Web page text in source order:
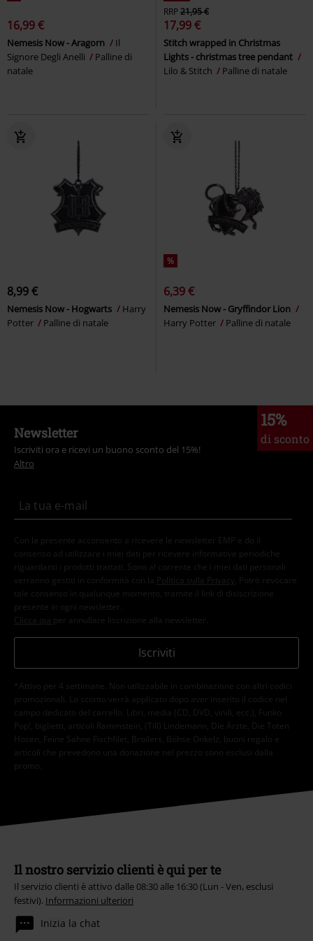
16,99 €
Nemesis Now - Aragorn
Il
Signore Degli Anelli
Palline di
natale
RRP21,95 €
17,99 €
Stitch wrapped in Christmas
Lights - christmas tree pendant
Lilo & Stitch
Palline di natale
8,99 €
Nemesis Now - Hogwarts
Harry
Potter
Palline di natale
%
6,39 €
Nemesis Now - Gryffindor Lion
Harry Potter
Palline di natale
15%
di sconto
Newsletter
Iscriviti ora e ricevi un buono sconto del 15%!
Altro
Con la presente acconsento a ricevere le newsletter EMP e do il
consenso ad utilizzare i miei dati per ricevere informative periodiche
riguardanti i prodotti trattati. Sono al corrente che i miei dati personali
verranno gestiti in conformità con la
Politica sulla Privacy
. Potrò revocare
tale consenso in qualunque momento, tramite il link di disiscrizione
presente in ogni newsletter.
Clicca qui per annullare liscrizione alla newsletter.
Iscriviti
*Attivo per 4 settimane. Non utilizzabile in combinazione con altri codici
promozionali. Lo sconto verrà applicato dopo aver inserito il codice nel
campo dedicato del carrello. Libri, media (CD, DVD, vinili, ecc.), Funko
Pop!, biglietti, articoli Rammstein, (Till) Lindemann, Die Ärzte, Die Toten
Hosen, Feine Sahne Fischfilet, Broilers, Böhse Onkelz, buoni regalo e
articoli che prevedono una donazione nel prezzo sono esclusi dalla
promo.
Il nostro servizio clienti è qui per te
Il servizio clienti è attivo dalle 08:30 alle 16:30 (Lun - Ven, esclusi
festivi). Informazioni ulteriori
Inizia la chat